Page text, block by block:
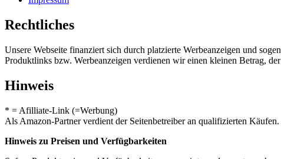
Rechtliches
Unsere Webseite finanziert sich durch platzierte Werbeanzeigen und
Produktlinks bzw. Werbeanzeigen verdienen wir einen kleinen Betrag,
Hinweis
* = Afilliate-Link (=Werbung)
Als Amazon-Partner verdient der Seitenbetreiber an qualifizierten Käufen.
Hinweis zu Preisen und Verfügbarkeiten